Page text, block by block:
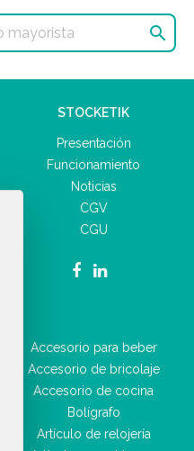

STOCKETIK
Presentación
Funcionamiento
Noticias
CGV
CGU
Accesorio para beber
Accesorio de bricolaje
Accesorio de cocina
Bolígrafo
Artículo de relojería